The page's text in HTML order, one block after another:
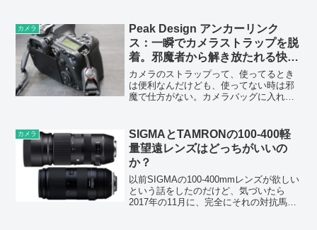
カメラバッグにしまうのは面倒だし、シ
ャッターチャンスも逃した...
カメラ
Peak Design アンカーリンク
ス：一瞬でカメラストラップを脱
着。邪魔者から解き放たれる快感
【レビュー】
カメラのストラップって、使ってるとき
は便利なんだけども、使ってない時は邪
魔で仕方がない。カメラバッグに入れる
ければ…」と思わせられる。簡単に取り
外せるように以前カラビナ...
カメラ
SIGMAとTAMRONの100-400軽
量望遠レンズはどっちがいいの
か？
以前SIGMAの100-400mmレンズが欲しい
という話をしたのだけど、気づいたら
2017年の11月に、完全にそれの対抗馬と